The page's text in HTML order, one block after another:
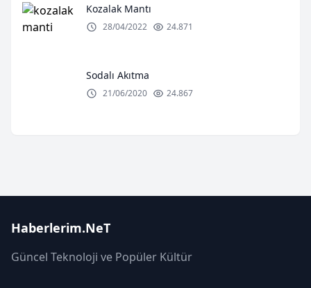
Kozalak Mantı
28/04/2022 24.871
Sodalı Akıtma
21/06/2020 24.867
Haberlerim.NeT
Güncel Teknoloji ve Popüler Kültür